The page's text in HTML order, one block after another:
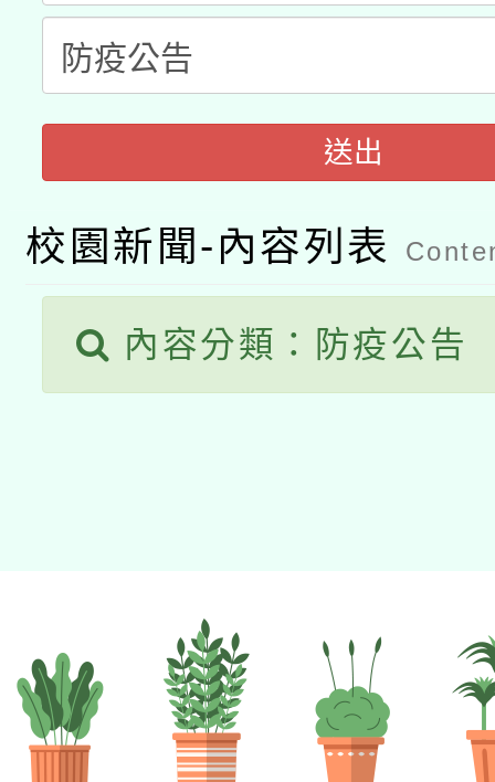
pilot」
有關大陸委員會函釋公
薪期間赴陸應申請許可
轉知經濟部水利署委託
業技術研究院辦理「
動」
115年8月22日(星期六
桃園市孔廟祈福系列
開 智慧啟航」
2026年桃園地景藝術
送出
校園新聞-內容列表
內容分類：防疫公告